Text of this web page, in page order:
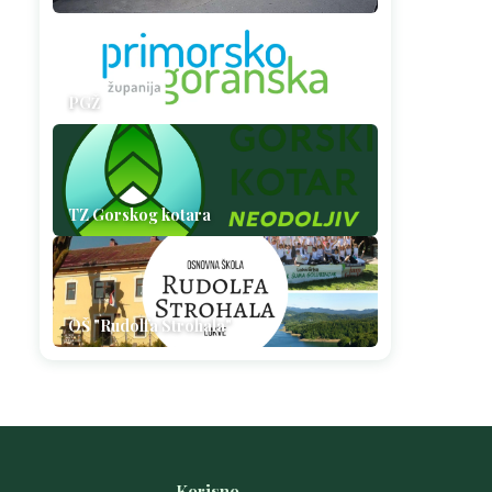
PGŽ
TZ Gorskog kotara
OŠ "Rudolfa Strohala"